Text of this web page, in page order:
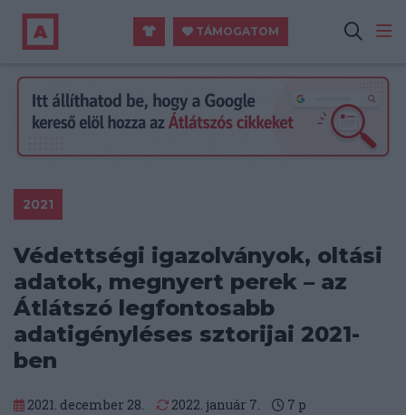
TÁMOGATOM
2021
Védettségi igazolványok, oltási
adatok, megnyert perek – az
Átlátszó legfontosabb
adatigényléses sztorijai 2021-
ben
2021. december 28. 2022. január 7. 7 p